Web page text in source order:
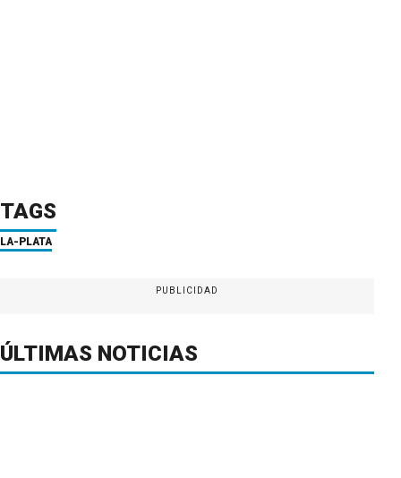
TAGS
LA-PLATA
PUBLICIDAD
ÚLTIMAS NOTICIAS